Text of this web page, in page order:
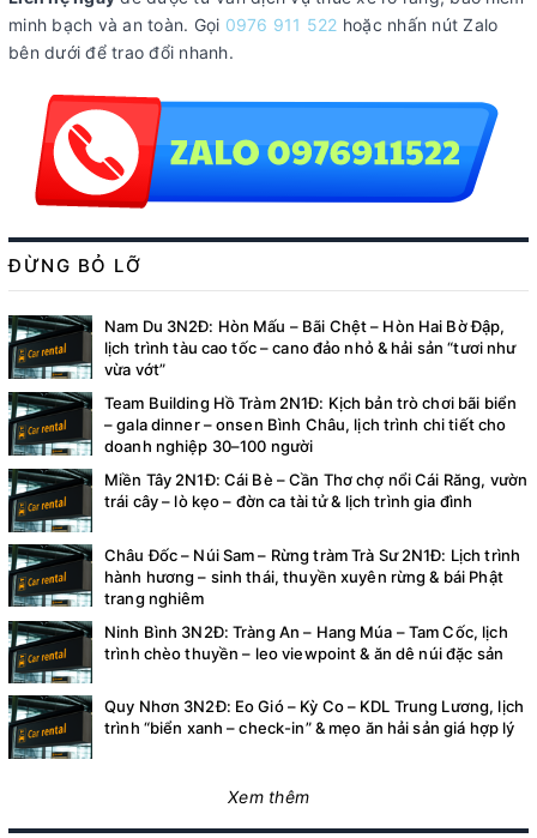
minh bạch và an toàn. Gọi 0976 911 522 hoặc nhấn nút Zalo
bên dưới để trao đổi nhanh.
ĐỪNG BỎ LỠ
Nam Du 3N2Đ: Hòn Mấu – Bãi Chệt – Hòn Hai Bờ Đập,
lịch trình tàu cao tốc – cano đảo nhỏ & hải sản “tươi như
vừa vớt”
Team Building Hồ Tràm 2N1Đ: Kịch bản trò chơi bãi biển
– gala dinner – onsen Bình Châu, lịch trình chi tiết cho
doanh nghiệp 30–100 người
Miền Tây 2N1Đ: Cái Bè – Cần Thơ chợ nổi Cái Răng, vườn
trái cây – lò kẹo – đờn ca tài tử & lịch trình gia đình
Châu Đốc – Núi Sam – Rừng tràm Trà Sư 2N1Đ: Lịch trình
hành hương – sinh thái, thuyền xuyên rừng & bái Phật
trang nghiêm
Ninh Bình 3N2Đ: Tràng An – Hang Múa – Tam Cốc, lịch
trình chèo thuyền – leo viewpoint & ăn dê núi đặc sản
Quy Nhơn 3N2Đ: Eo Gió – Kỳ Co – KDL Trung Lương, lịch
trình “biển xanh – check-in” & mẹo ăn hải sản giá hợp lý
Xem thêm